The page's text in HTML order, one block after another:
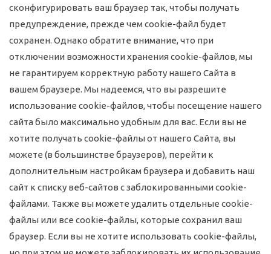
сконфигурировать ваш браузер так, чтобы получать
предупреждение, прежде чем cookie-файл будет
сохранен. Однако обратите внимание, что при
отключении возможности хранения cookie-файлов, мы
не гарантируем корректную работу нашего Сайта в
вашем браузере. Мы надеемся, что вы разрешите
использование cookie-файлов, чтобы посещение нашего
сайта было максимально удобным для вас. Если вы не
хотите получать cookie-файлы от нашего Сайта, вы
можете (в большинстве браузеров), перейти к
дополнительным настройкам браузера и добавить наш
сайт к списку веб-сайтов с заблокированными cookie-
файлами. Также вы можете удалить отдельные cookie-
файлы или все cookie-файлы, которые сохранил ваш
браузер. Если вы не хотите использовать cookie-файлы,